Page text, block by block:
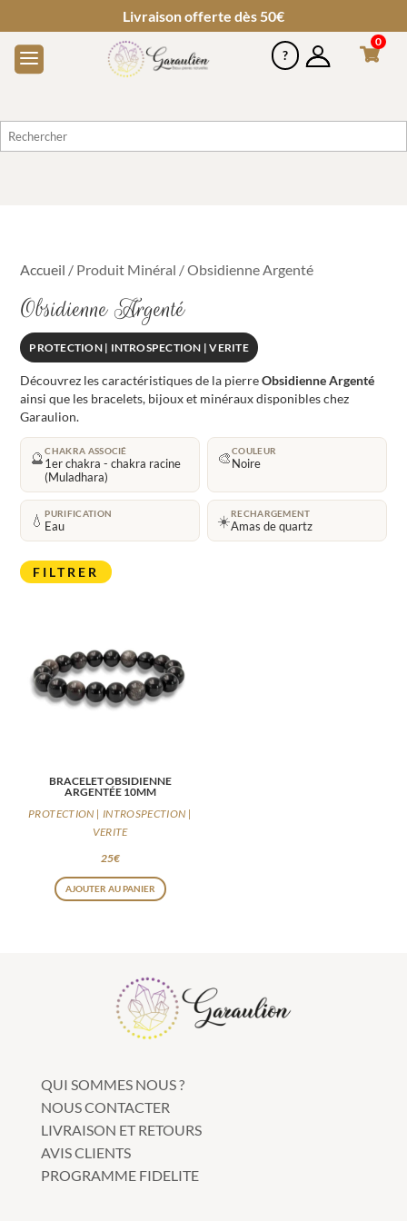
Livraison offerte dès 50€
0
Accueil / Produit Minéral / Obsidienne Argenté
Obsidienne Argenté
PROTECTION | INTROSPECTION | VERITE
Découvrez les caractéristiques de la pierreObsidienne Argenté
ainsi que les bracelets, bijoux et minéraux disponibles chez
Garaulion.
🔮CHAKRA ASSOCIÉ
1er chakra - chakra racine
(Muladhara)
🎨COULEUR
Noire
💧PURIFICATION
Eau ☀️RECHARGEMENT
Amas de quartz
FILTRER
BRACELET OBSIDIENNE
ARGENTÉE 10MM
PROTECTION | INTROSPECTION |
VERITE
25€
AJOUTER AU PANIER
QUI SOMMES NOUS ?
NOUS CONTACTER
LIVRAISON ET RETOURS
AVIS CLIENTS
PROGRAMME FIDELITE